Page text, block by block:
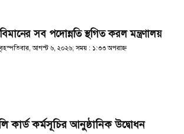
বিমানের সব পদোন্নতি স্থগিত করল মন্ত্রণালয়
বৃহস্পতিবার, আগস্ট ৬, ২০২৬; সময় : ১:৩৩ অপরাহ্ণ
কার্ড কর্মসূচির আনুষ্ঠানিক উদ্বোধন